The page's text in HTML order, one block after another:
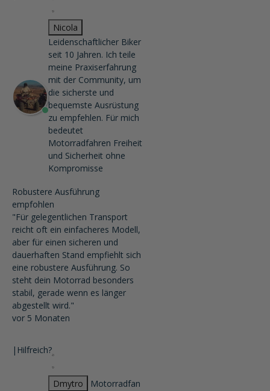
Nicola
Leidenschaftlicher Biker
seit 10 Jahren. Ich teile
meine Praxiserfahrung
mit der Community, um
die sicherste und
bequemste Ausrüstung
zu empfehlen. Für mich
bedeutet
Motorradfahren Freiheit
und Sicherheit ohne
Kompromisse
Robustere Ausführung
empfohlen
"Für gelegentlichen Transport
reicht oft ein einfacheres Modell,
aber für einen sicheren und
dauerhaften Stand empfiehlt sich
eine robustere Ausführung. So
steht dein Motorrad besonders
stabil, gerade wenn es länger
abgestellt wird."
vor 5 Monaten
| Hilfreich?
Dmytro
Motorradfan